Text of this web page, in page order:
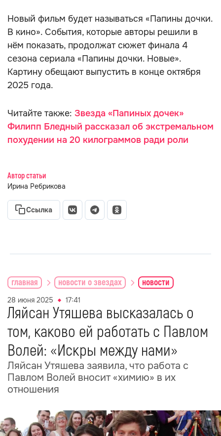
Новый фильм будет называться «Папины дочки.
В кино». События, которые авторы решили в
нём показать, продолжат сюжет финала 4
сезона сериала «Папины дочки. Новые».
Картину обещают выпустить в конце октября
2025 года.
Читайте также: Звезда «Папиных дочек»
Филипп Бледный рассказал об экстремальном
похудении на 20 килограммов ради роли
Автор статьи
Ирина Ребрикова
Ссылка
главная новости о звездах новости
28 июня 2025 17:41
Ляйсан Утяшева высказалась о
том, каково ей работать с Павлом
Волей: «Искры между нами»
Ляйсан Утяшева заявила, что работа с
Павлом Волей вносит «химию» в их
отношения